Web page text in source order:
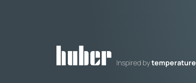
Inspired bytemperature